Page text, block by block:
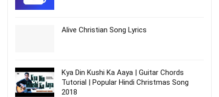
Alive Christian Song Lyrics
Kya Din Kushi Ka Aaya | Guitar Chords
Tutorial | Popular Hindi Christmas Song
2018